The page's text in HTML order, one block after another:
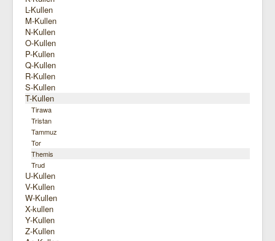
L-Kullen
M-Kullen
N-Kullen
O-Kullen
P-Kullen
Q-Kullen
R-Kullen
S-Kullen
T-Kullen
Tirawa
Tristan
Tammuz
Tor
Themis
Trud
U-Kullen
V-Kullen
W-Kullen
X-kullen
Y-Kullen
Z-Kullen